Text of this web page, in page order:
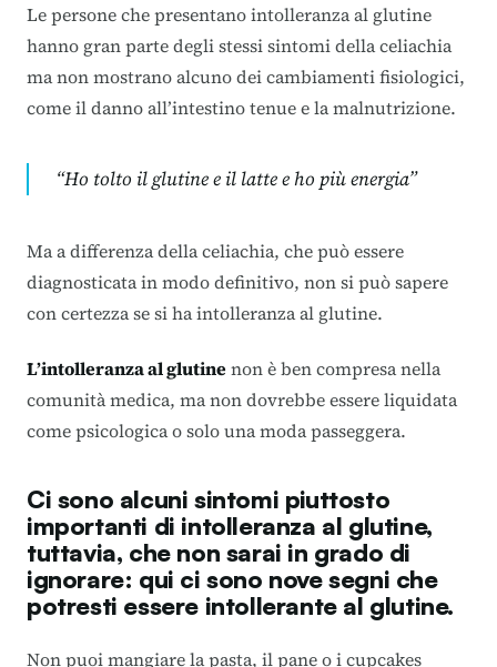
Le persone che presentano intolleranza al glutine
hanno gran parte degli stessi sintomi della celiachia
ma non mostrano alcuno dei cambiamenti fisiologici,
come il danno all’intestino tenue e la malnutrizione.
“Ho tolto il glutine e il latte e ho più energia”
Ma a differenza della celiachia, che può essere
diagnosticata in modo definitivo, non si può sapere
con certezza se si ha intolleranza al glutine.
L’intolleranza al glutinenon è ben compresa nella
comunità medica, ma non dovrebbe essere liquidata
come psicologica o solo una moda passeggera.
Ci sono alcuni sintomi piuttosto
importanti di intolleranza al glutine,
tuttavia, che non sarai in grado di
ignorare: qui ci sono nove segni che
potresti essere intollerante al glutine.
Non puoi mangiare la pasta, il pane o i cupcakes